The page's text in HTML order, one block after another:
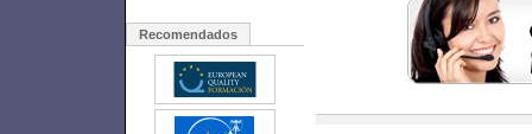
Recomendados